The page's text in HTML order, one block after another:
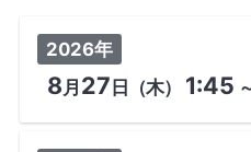
2026年
8月 27 日 （木） 1:45